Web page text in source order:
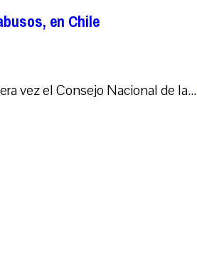
en Chile
vez el Consejo Nacional de la...